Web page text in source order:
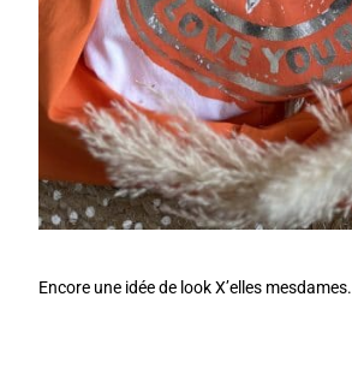
Encore une idée de look X’elles mesdames.